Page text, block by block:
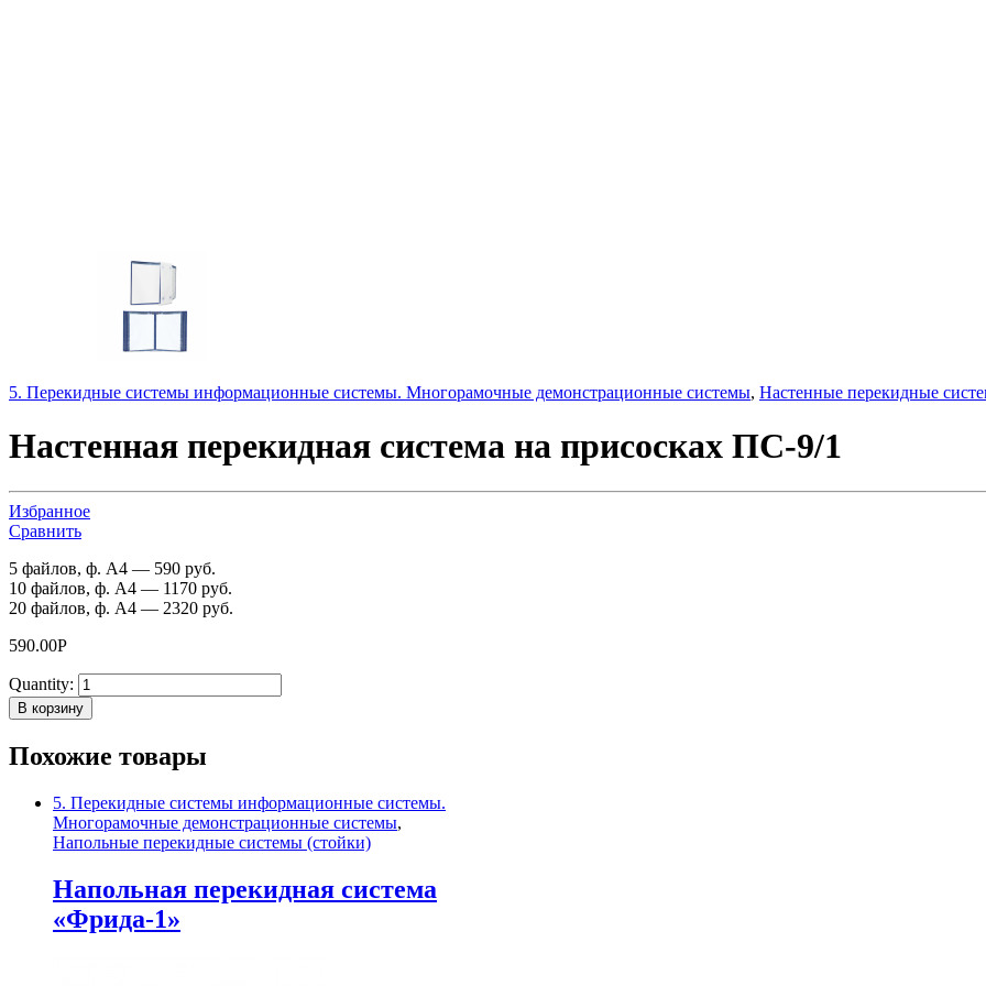
5. Перекидные системы информационные системы. Многорамочные демонстрационные системы, Настенные перекидные
Настенная перекидная система на присосках ПС-9/1
Избранное
Сравнить
5 файлов, ф. А4 — 590 руб.
10 файлов, ф. А4 — 1170 руб.
20 файлов, ф. А4 — 2320 руб.
590.00Р
Quantity:
В корзину
Похожие товары
5. Перекидные системы информационные системы.
Многорамочные демонстрационные системы,
Напольные перекидные системы (стойки)
Напольная перекидная система
«Фрида-1»